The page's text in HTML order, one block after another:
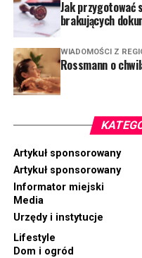
Jak przygotować
brakujących
WIADOMOŚCI Z
Rossmann o
Artykuł sponsorowany
Artykuł sponsorowany
Informator miejski
Media
Urzędy i instytucje
Lifestyle
Dom i ogród